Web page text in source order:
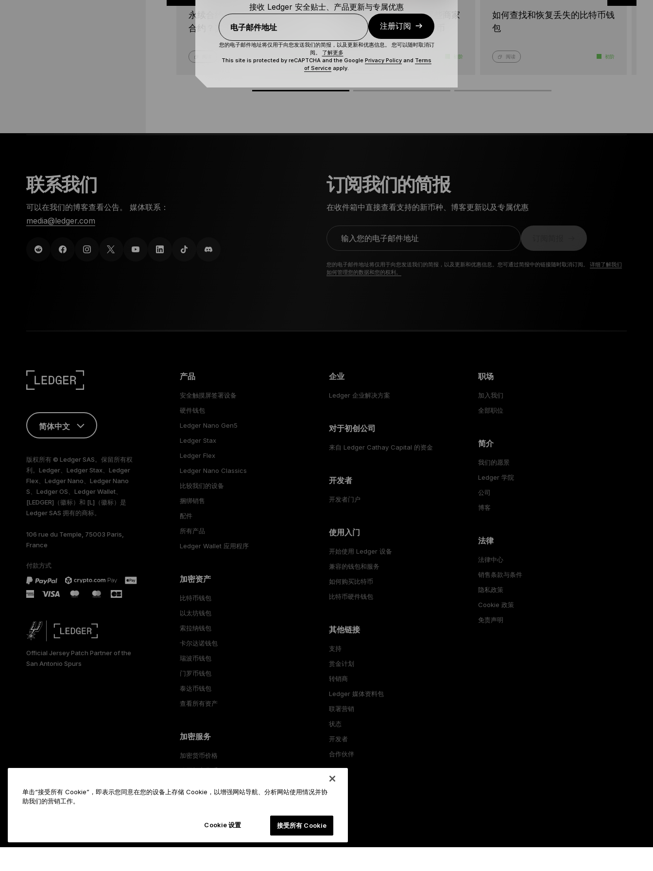
永续合约交易详解：什么是永续
合约？其工作原理如何？
初阶
比特币支付：2026 年哪些商家
接受比特币及其他加密货币
初阶
如何查找和恢复丢失的比特币钱
包
阅读 初阶
联系我们
可以在我们的博客查看公告。 媒体联系：
media@ledger.com
订阅我们的简报
在收件箱中直接查看支持的新币种、博客更新以及专属优惠
输入您的电子邮件地址
您的电子邮件地址将仅用于向您发送我们的简报，以及更新和优惠信息。您可通过简报中的链接随时取消订阅。 详细了解我们
如何管理您的数据和您的权利。
简体中文
TÜRKÇE
DEUTSCH
ESPAÑOL
РУССКИЙ
日本語
한국어
版权所有 © Ledger SAS。保留所有权
利。Ledger、Ledger Stax、Ledger
Flex、Ledger Nano、Ledger Nano
S、Ledger OS、Ledger Wallet、
[LEDGER]（徽标）和 [L]（徽标）是
Ledger SAS 拥有的商标。
106 rue du Temple, 75003 Paris,
France
付款方式
Official Jersey Patch Partner of the
San Antonio Spurs
产品
安全触摸屏签署设备
硬件钱包
Ledger Nano Gen5
Ledger Stax
Ledger Flex
Ledger Nano Classics
比较我们的设备
捆绑销售
配件
所有产品
Ledger Wallet 应用程序
加密资产
比特币钱包
以太坊钱包
索拉纳钱包
卡尔达诺钱包
瑞波币钱包
门罗币钱包
泰达币钱包
查看所有资产
加密服务
加密货币价格
购买加密货币
企业
Ledger 企业解决方案
对于初创公司
来自 Ledger Cathay Capital 的资金
开发者
开发者门户
使用入门
开始使用 Ledger 设备
兼容的钱包和服务
如何购买比特币
比特币硬件钱包
其他链接
支持
赏金计划
转销商
Ledger 媒体资料包
联署营销
状态
开发者
合作伙伴
职场
加入我们
全部职位
简介
我们的愿景
Ledger 学院
公司
博客
法律
法律中心
销售条款与条件
隐私政策
Cookie 政策
免责声明
接收 Ledger 安全贴士、产品更新与专属优惠
电子邮件地址 注册订阅
您的电子邮件地址将仅用于向您发送我们的简报，以及更新和优惠信息。 您可以随时取消订
阅。
了解更多
This site is protected by reCAPTCHA and the Google Privacy Policy and Terms
of Service apply.
单击“接受所有 Cookie”，即表示您同意在您的设备上存储 Cookie，以增强网站导航、分析网站使用情况并协
助我们的营销工作。
Cookie 设置 接受所有 Cookie